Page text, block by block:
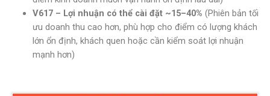
V617 – Lợi nhuận có thể cài đặt ~15–40% (Phiên bản tối
ưu doanh thu cao hơn, phù hợp cho điểm có lượng khách
lớn ổn định, khách quen hoặc cần kiểm soát lợi nhuận
mạnh hơn)